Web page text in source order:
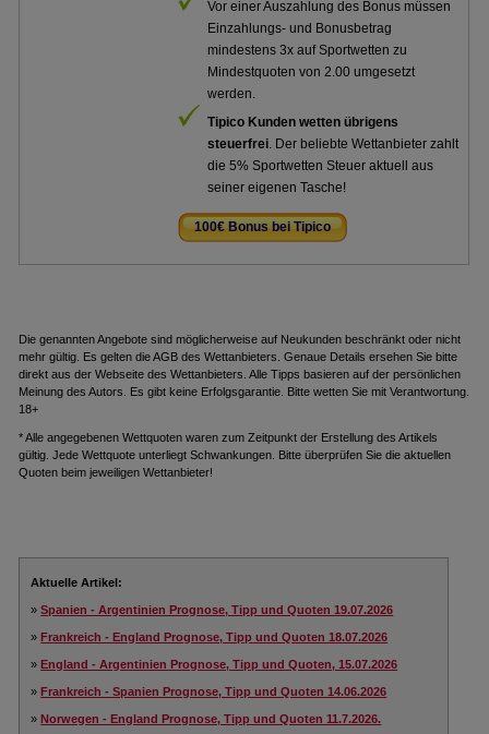
Vor einer Auszahlung des Bonus müssen
Einzahlungs- und Bonusbetrag
mindestens 3x auf Sportwetten zu
Mindestquoten von 2.00 umgesetzt
werden.
Tipico Kunden wetten übrigens
steuerfrei. Der beliebte Wettanbieter zahlt
die 5% Sportwetten Steuer aktuell aus
seiner eigenen Tasche!
100€ Bonus bei Tipico
Die genannten Angebote sind möglicherweise auf Neukunden beschränkt oder nicht
mehr gültig. Es gelten die AGB des Wettanbieters. Genaue Details ersehen Sie bitte
direkt aus der Webseite des Wettanbieters. Alle Tipps basieren auf der persönlichen
Meinung des Autors. Es gibt keine Erfolgsgarantie. Bitte wetten Sie mit Verantwortung.
18+
* Alle angegebenen Wettquoten waren zum Zeitpunkt der Erstellung des Artikels
gültig. Jede Wettquote unterliegt Schwankungen. Bitte überprüfen Sie die aktuellen
Quoten beim jeweiligen Wettanbieter!
Aktuelle Artikel:
»Spanien - Argentinien Prognose, Tipp und Quoten 19.07.2026
»Frankreich - England Prognose, Tipp und Quoten 18.07.2026
»England - Argentinien Prognose, Tipp und Quoten, 15.07.2026
»Frankreich - Spanien Prognose, Tipp und Quoten 14.06.2026
»Norwegen - England Prognose, Tipp und Quoten 11.7.2026.